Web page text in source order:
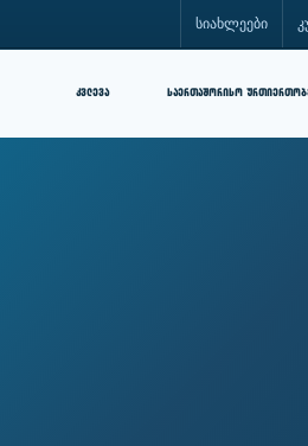
სიახლეები
ᲙᲕᲚᲔᲕᲐ ᲡᲐᲔᲠᲗᲐᲨᲝᲠᲘᲡᲝ